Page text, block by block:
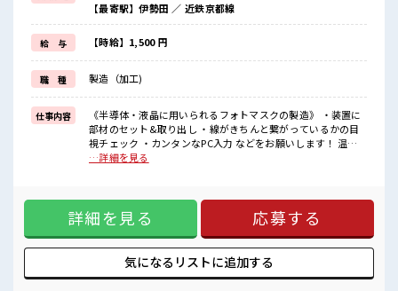
＼おすすめポイント/
クリーンルーム内で室内の温度・湿度もキチンと管理されており、
季節に関係なく年間通して働きやすい環境です。
クリーンルームでの作業や、
交替勤務の経験がある方もお待ちしております！
丁寧な研修があるので安心してスタートできますよ♪
■職場の雰囲気
《20代～30代の男性スタッフさん多数カツヤク中》
キレイ&空調完備でカイテキな職場環境☆
休憩所/ロッカーあり！
【最寄駅】伊勢田 ／ 近鉄京都線
給 与 【時給】1,500 円
職 種 製造（加工)
仕事内容
《半導体・液晶に用いられるフォトマスクの製造》 ・装置に
部材のセット&取り出し ・線がきちんと繋がっているかの目
視チェック ・カンタンなPC入力 などをお願いします！ 温度
23℃、湿度40～50%のクリーンルームでの作業！ ※寮アリの
ム寮をご用意してます。 寮には駐車場も完備でマイカー通勤
もOK！ 現地までの移動交通費も支給！ なので遠方からお越
しの方も安心です♪ ＼おすすめポイント/ クリーンルーム内
で室内の温度・湿度もキチンと管理されており、 季節に関係
なく年間通して働きやすい環境です。 クリーンルームでの作
業や、 交替勤務の経験がある方もお待ちしております！ 丁寧
…詳細を見る
詳細を見る 応募する
気になるリストに追加する